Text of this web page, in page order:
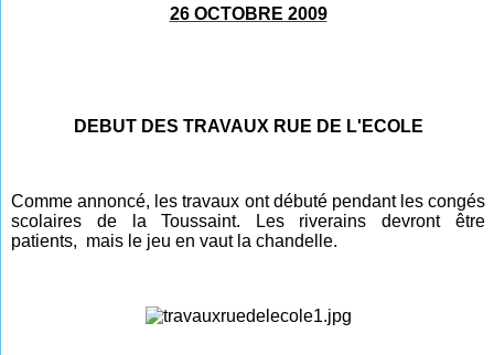
26 OCTOBRE 2009
DEBUT DES TRAVAUX RUE DE L'ECOLE
Comme annoncé, les travaux ont débuté pendant les congés
scolaires de la Toussaint. Les riverains devront être
patients, mais le jeu en vaut la chandelle.